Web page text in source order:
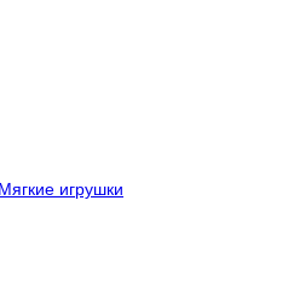
Мягкие игрушки